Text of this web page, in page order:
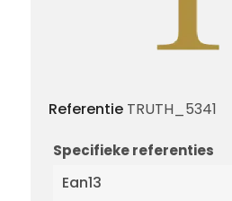
Referentie TRUTH_5341
Specifieke referenties
Ean13